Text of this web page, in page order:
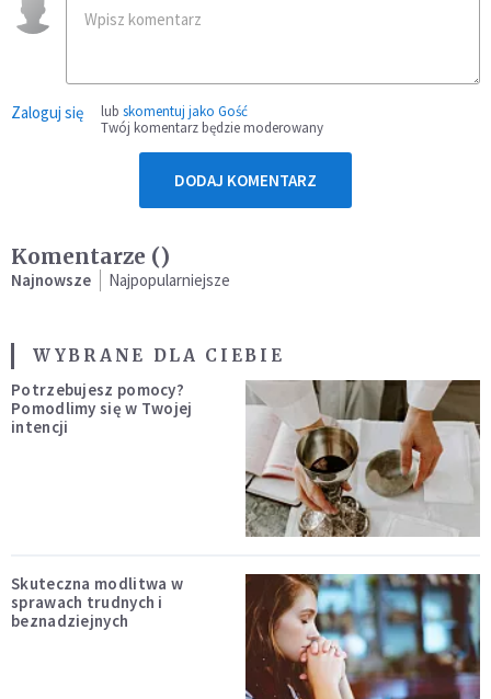
Zaloguj się lub skomentuj jako Gość
Twój komentarz będzie moderowany
DODAJ KOMENTARZ
Komentarze ()
Najnowsze Najpopularniejsze
WYBRANE DLA CIEBIE
Potrzebujesz pomocy?
Pomodlimy się w Twojej
intencji
Skuteczna modlitwa w
sprawach trudnych i
beznadziejnych